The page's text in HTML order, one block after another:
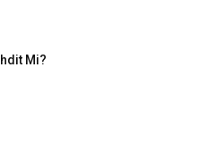
Mi?